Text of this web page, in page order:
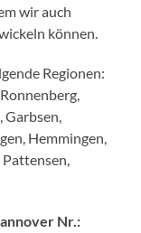
wir auch
können.
Regionen:
Garbsen,
Hemmingen,
Nr.: